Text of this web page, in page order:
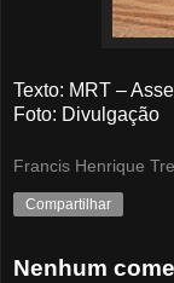
Texto: MRT –
Foto: Divulgação
Francis Henrique
Compartilhar
Nenhum